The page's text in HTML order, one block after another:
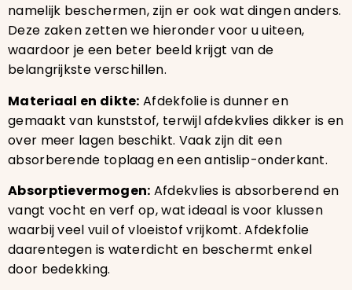
namelijk beschermen, zijn er ook wat dingen anders.
Deze zaken zetten we hieronder voor u uiteen,
waardoor je een beter beeld krijgt van de
belangrijkste verschillen.
Materiaal en dikte: Afdekfolie is dunner en
gemaakt van kunststof, terwijl afdekvlies dikker is en
over meer lagen beschikt. Vaak zijn dit een
absorberende toplaag en een antislip-onderkant.
Absorptievermogen: Afdekvlies is absorberend en
vangt vocht en verf op, wat ideaal is voor klussen
waarbij veel vuil of vloeistof vrijkomt. Afdekfolie
daarentegen is waterdicht en beschermt enkel
door bedekking.